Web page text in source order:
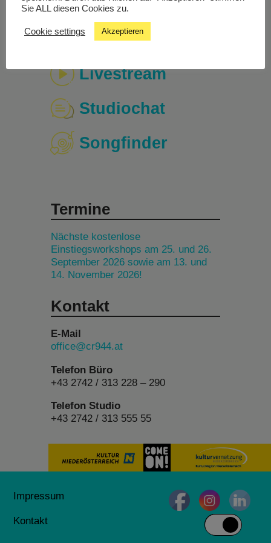
Livestream
Studiochat
Songfinder
Termine
Nächste kostenlose
Einstiegsworkshops am 25. und 26.
September 2026 sowie am 13. und
14. November 2026!
Kontakt
E-Mail
office@cr944.at
Telefon Büro
+43 2742 / 313 228 – 290
Telefon Studio
+43 2742 / 313 555 55
Impressum
Kontakt
Sie ALL diesen Cookies zu.
Cookie settings Akzeptieren